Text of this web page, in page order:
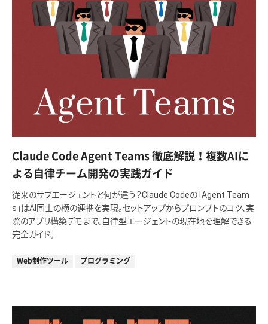
Claude Code Agent Teams 徹底解説！複数AIに
よる自律チーム開発の実践ガイド
従来のサブエージェントと何が違う？Claude Codeの「Agent Team
s」はAI同士の横の連携を実現。セットアップからプロンプトのコツ、実
際のアプリ構築デモまで、自律型エージェントの現在地を理解できる
完全ガイド。
Web制作ツール プログラミング